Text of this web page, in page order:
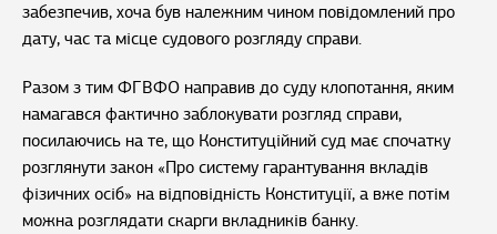
забезпечив, хоча був належним чином повідомлений про
дату, час та місце судового розгляду справи.
Разом з тим ФГВФО направив до суду клопотання, яким
намагався фактично заблокувати розгляд справи,
посилаючись на те, що Конституційний суд має спочатку
розглянути закон «Про систему гарантування вкладів
фізичних осіб» на відповідність Конституції, а вже потім
можна розглядати скарги вкладників банку.